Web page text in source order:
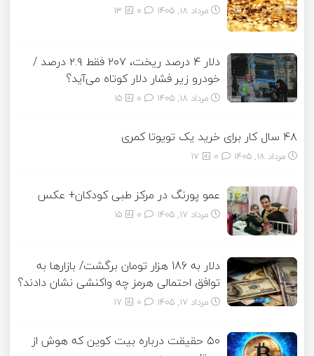
مرداد ۱۸, ۱۴۰۵ 13
دلار ۴ درصد ریخت، ۲۰۷ فقط ۲.۹ درصد /
خودرو زیر فشار دلار کوتاه می‌آید؟
مرداد ۱۸, ۱۴۰۵ 15
۴۸ سال کار برای خرید یک تویوتا کمری
مرداد ۱۸, ۱۴۰۵ 17
عمو پورنگ در مرکز طبی کودکان+ عکس
مرداد ۱۷, ۱۴۰۵ 15
دلار به 186 هزار تومان برگشت/ بازارها به
توافق احتمالی هرمز چه واکنشی نشان دادند؟
مرداد ۱۷, ۱۴۰۵ 17
۵۰ حقیقت درباره بیت کوین که هوش از